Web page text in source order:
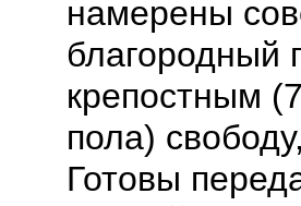
намерены
благородный
крепостным
пола)
Готовы